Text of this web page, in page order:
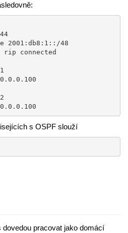
0.0.0.100
s OSPF slouží
pracovat jako domácí